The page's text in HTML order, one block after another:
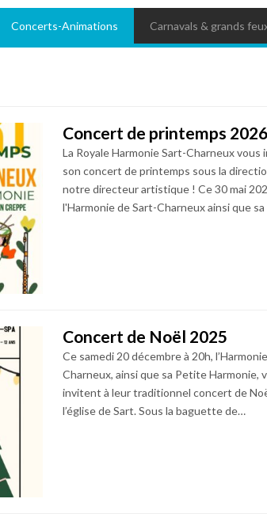
Concerts-Animations Carnavals & grands
Concert de printemps 2026
La Royale Harmonie Sart-Charneux vous
son concert de printemps sous la
notre directeur artistique ! Ce 30 mai
l'Harmonie de Sart-Charneux ainsi que
Concert de Noël 2025
Ce samedi 20 décembre à 20h,
Charneux, ainsi que sa Petite Harmonie,
invitent à leur traditionnel concert de
l’église de Sart. Sous la baguette de…